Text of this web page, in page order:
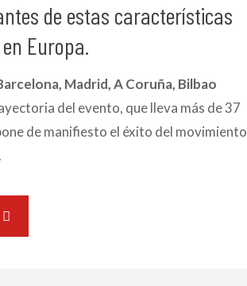
de estas características
Europa.
Madrid, A Coruña, Bilbao
del evento, que lleva más de 37
de manifiesto el éxito del movimiento